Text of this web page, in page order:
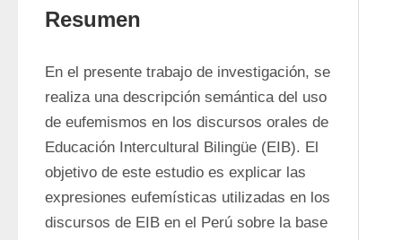
Resumen
En el presente trabajo de investigación, se
realiza una descripción semántica del uso
de eufemismos en los discursos orales de
Educación Intercultural Bilingüe (EIB). El
objetivo de este estudio es explicar las
expresiones eufemísticas utilizadas en los
discursos de EIB en el Perú sobre la base